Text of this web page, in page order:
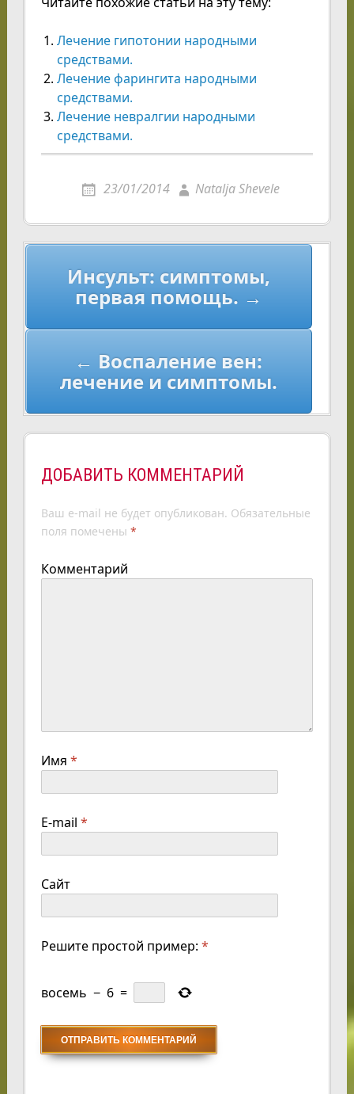
Лечение гипотонии народными
средствами.
Лечение фарингита народными
средствами.
Лечение невралгии народными
средствами.
23/01/2014 Natalja Shevele
Навигация
записям
Инсульт: симптомы,
первая помощь. →
← Воспаление вен:
лечение и симптомы.
ДОБАВИТЬ КОММЕНТАРИЙ
Ваш e-mail не будет опубликован. Обязательные
поля помечены *
Комментарий
Имя *
E-mail *
Сайт
Решите простой пример: *
восемь − 6 =